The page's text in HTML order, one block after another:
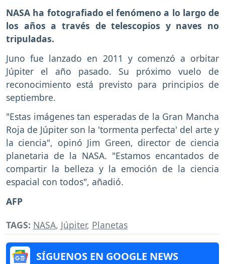
NASA ha fotografiado el fenómeno a lo largo de
los años a través de telescopios y naves no
tripuladas.
Juno fue lanzado en 2011 y comenzó a orbitar
Júpiter el año pasado. Su próximo vuelo de
reconocimiento está previsto para principios de
septiembre.
"Estas imágenes tan esperadas de la Gran Mancha
Roja de Júpiter son la 'tormenta perfecta' del arte y
la ciencia", opinó Jim Green, director de ciencia
planetaria de la NASA. "Estamos encantados de
compartir la belleza y la emoción de la ciencia
espacial con todos", añadió.
AFP
TAGS: NASA, Júpiter, Planetas
SÍGUENOS EN GOOGLE NEWS